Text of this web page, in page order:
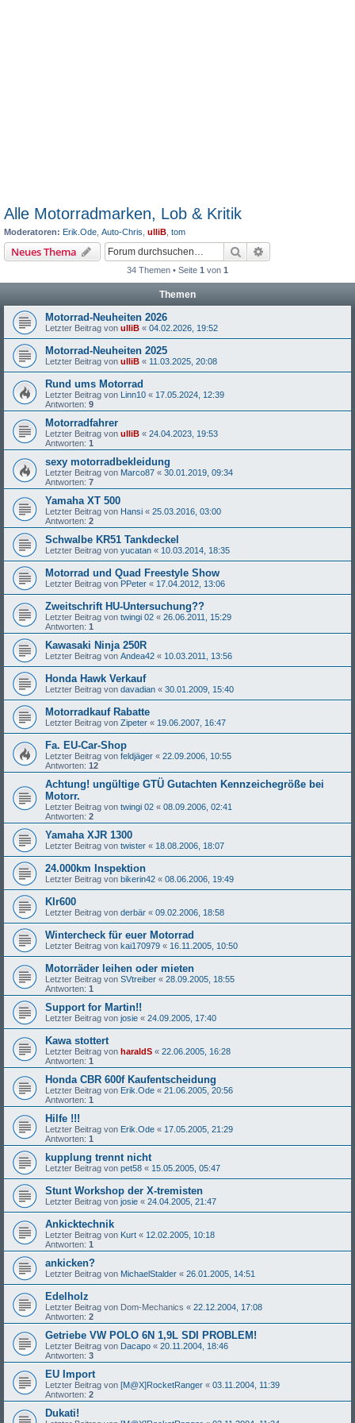
Alle Motorradmarken, Lob & Kritik
Moderatoren: Erik.Ode Auto-Chris ulliB tom
Neues Thema Suche
34 Themen • Seite 1 von 1
Themen
Motorrad-Neuheiten 2026
Letzter Beitrag von ulliB « 04.02.2026, 19:52
Motorrad-Neuheiten 2025
Letzter Beitrag von ulliB « 11.03.2025, 20:08
Rund ums Motorrad
Letzter Beitrag von Linn10 « 17.05.2024, 12:39
Antworten: 9
Motorradfahrer
Letzter Beitrag von ulliB « 24.04.2023, 19:53
Antworten: 1
sexy motorradbekleidung
Letzter Beitrag von Marco87 « 30.01.2019, 09:34
Antworten: 7
Yamaha XT 500
Letzter Beitrag von Hansi « 25.03.2016, 03:00
Antworten: 2
Schwalbe KR51 Tankdeckel
Letzter Beitrag von yucatan « 10.03.2014, 18:35
Motorrad und Quad Freestyle Show
Letzter Beitrag von PPeter « 17.04.2012, 13:06
Zweitschrift HU-Untersuchung??
Letzter Beitrag von twingi 02 « 26.06.2011, 15:29
Antworten: 1
Kawasaki Ninja 250R
Letzter Beitrag von Andea42 « 10.03.2011, 13:56
Honda Hawk Verkauf
Letzter Beitrag von davadian « 30.01.2009, 15:40
Motorradkauf Rabatte
Letzter Beitrag von Zipeter « 19.06.2007, 16:47
Fa. EU-Car-Shop
Letzter Beitrag von feldjäger « 22.09.2006, 10:55
Antworten: 12
Achtung! ungültige GTÜ Gutachten Kennzeichegröße bei
Motorr.
Letzter Beitrag von twingi 02 « 08.09.2006, 02:41
Antworten: 2
Yamaha XJR 1300
Letzter Beitrag von twister « 18.08.2006, 18:07
24.000km Inspektion
Letzter Beitrag von bikerin42 « 08.06.2006, 19:49
Klr600
Letzter Beitrag von derbär « 09.02.2006, 18:58
Wintercheck für euer Motorrad
Letzter Beitrag von kai170979 « 16.11.2005, 10:50
Motorräder leihen oder mieten
Letzter Beitrag von SVtreiber « 28.09.2005, 18:55
Antworten: 1
Support for Martin!!
Letzter Beitrag von josie « 24.09.2005, 17:40
Kawa stottert
Letzter Beitrag von haraldS « 22.06.2005, 16:28
Antworten: 1
Honda CBR 600f Kaufentscheidung
Letzter Beitrag von Erik.Ode « 21.06.2005, 20:56
Antworten: 1
Hilfe !!!
Letzter Beitrag von Erik.Ode « 17.05.2005, 21:29
Antworten: 1
kupplung trennt nicht
Letzter Beitrag von pet58 « 15.05.2005, 05:47
Stunt Workshop der X-tremisten
Letzter Beitrag von josie « 24.04.2005, 21:47
Ankicktechnik
Letzter Beitrag von Kurt « 12.02.2005, 10:18
Antworten: 1
ankicken?
Letzter Beitrag von MichaelStalder « 26.01.2005, 14:51
Edelholz
Letzter Beitrag von Dom-Mechanics « 22.12.2004, 17:08
Antworten: 2
Getriebe VW POLO 6N 1,9L SDI PROBLEM!
Letzter Beitrag von Dacapo « 20.11.2004, 18:46
Antworten: 3
EU Import
Letzter Beitrag von [M@X]RocketRanger « 03.11.2004, 11:39
Antworten: 2
Dukati!